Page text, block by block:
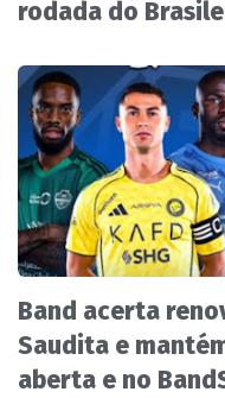
rodada do
Band acerta
Saudita e
aberta e no